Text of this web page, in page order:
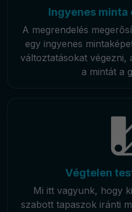
Ingyenes minta
A megrendelés
egy ingyenes
változtatásokat végezni,
a mintát a
Végtelen
Mi itt vagyunk, hogy
szabott tapaszok iránti